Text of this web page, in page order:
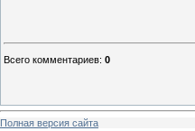
Всего комментариев: 0
Полная версия сайта